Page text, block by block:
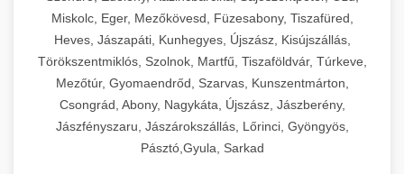
Miskolc, Eger, Mezőkövesd, Füzesabony, Tiszafüred,
Heves, Jászapáti, Kunhegyes, Újszász, Kisújszállás,
Törökszentmiklós, Szolnok, Martfű, Tiszaföldvár, Túrkeve,
Mezőtúr, Gyomaendrőd, Szarvas, Kunszentmárton,
Csongrád, Abony, Nagykáta, Újszász, Jászberény,
Jászfényszaru, Jászárokszállás, Lőrinci, Gyöngyös,
Pásztó,Gyula, Sarkad